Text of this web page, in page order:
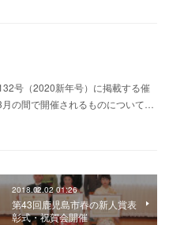
号（2020新年号）に掲載する催
の間で開催されるものについて…
2018.02.02 01:26
第43回鹿児島市春の新人賞表
彰式・祝賀会開催